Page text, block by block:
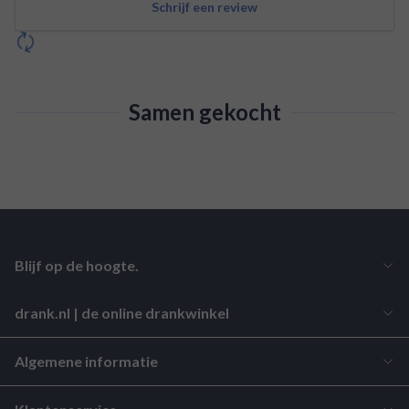
Schrijf een review
Samen gekocht
drank.nl | de online drankwinkel
Algemene informatie
Blijf op de hoogte.